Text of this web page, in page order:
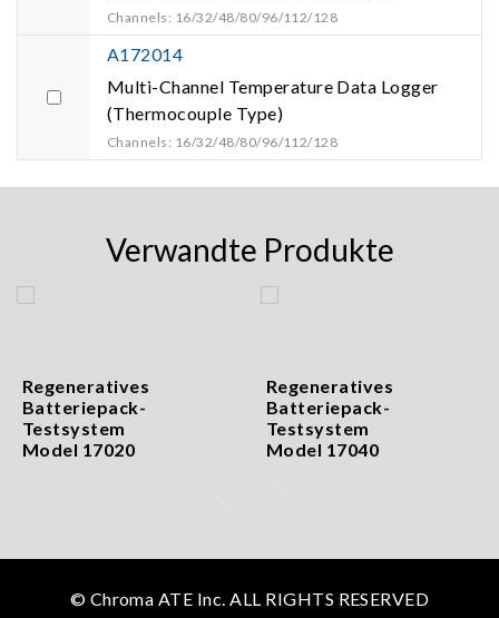
Channels: 16/32/48/80/96/112/128
A172014
Multi-Channel Temperature Data Logger
(Thermocouple Type)
Channels: 16/32/48/80/96/112/128
Verwandte Produkte
Regeneratives
Batteriepack-
Testsystem
Model 17020
Regeneratives
Batteriepack-
Testsystem
Model 17040
© Chroma ATE Inc. ALL RIGHTS RESERVED